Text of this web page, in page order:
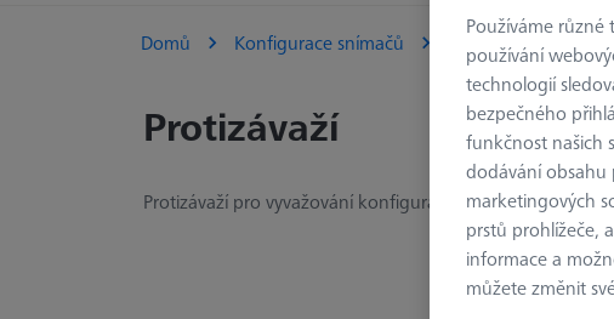
Domů Konfigurace snímačů Spojovací prvky
Protizávaží
Protizávaží pro vyvažování konfigurace snímačů
Používáme
používání
technologií
bezpečného
funkčnost našich
dodávání obsahu
marketingových
prstů prohlížeče,
informace a
můžete změnit